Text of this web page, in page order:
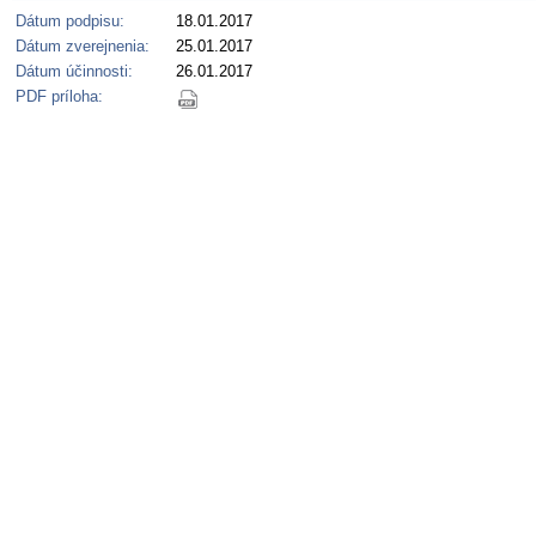
Dátum podpisu:
18.01.2017
Dátum zverejnenia:
25.01.2017
Dátum účinnosti:
26.01.2017
PDF príloha: